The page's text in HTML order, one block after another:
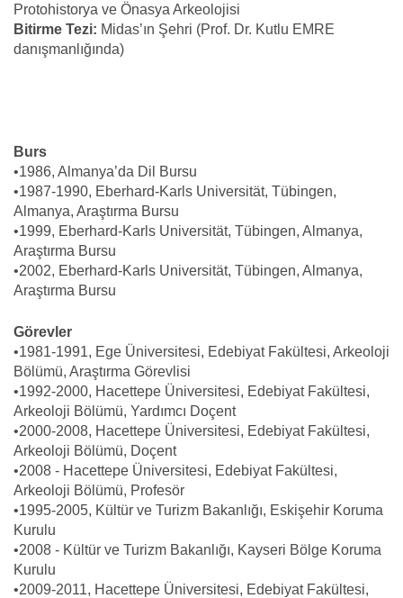
Protohistorya ve Önasya Arkeolojisi
Bitirme Tezi: Midas’ın Şehri (Prof. Dr. Kutlu EMRE
danışmanlığında)
Burs
•1986, Almanya’da Dil Bursu
•1987-1990, Eberhard-Karls Universität, Tübingen,
Almanya, Araştırma Bursu
•1999, Eberhard-Karls Universität, Tübingen, Almanya,
Araştırma Bursu
•2002, Eberhard-Karls Universität, Tübingen, Almanya,
Araştırma Bursu
Görevler
•1981-1991, Ege Üniversitesi, Edebiyat Fakültesi, Arkeoloji
Bölümü, Araştırma Görevlisi
•1992-2000, Hacettepe Üniversitesi, Edebiyat Fakültesi,
Arkeoloji Bölümü, Yardımcı Doçent
•2000-2008, Hacettepe Üniversitesi, Edebiyat Fakültesi,
Arkeoloji Bölümü, Doçent
•2008 - Hacettepe Üniversitesi, Edebiyat Fakültesi,
Arkeoloji Bölümü, Profesör
•1995-2005, Kültür ve Turizm Bakanlığı, Eskişehir Koruma
Kurulu
•2008 - Kültür ve Turizm Bakanlığı, Kayseri Bölge Koruma
Kurulu
•2009-2011, Hacettepe Üniversitesi, Edebiyat Fakültesi,